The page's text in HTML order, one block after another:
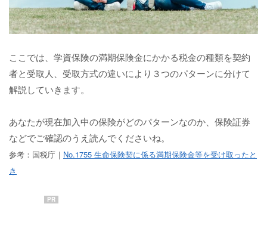
ここでは、学資保険の満期保険金にかかる税金の種類を契約
者と受取人、受取方式の違いにより３つのパターンに分けて
解説していきます。
あなたが現在加入中の保険がどのパターンなのか、保険証券
などでご確認のうえ読んでくださいね。
参考：国税庁｜ No.1755 生命保険契に係る満期保険金等を受け取ったと
き
PR